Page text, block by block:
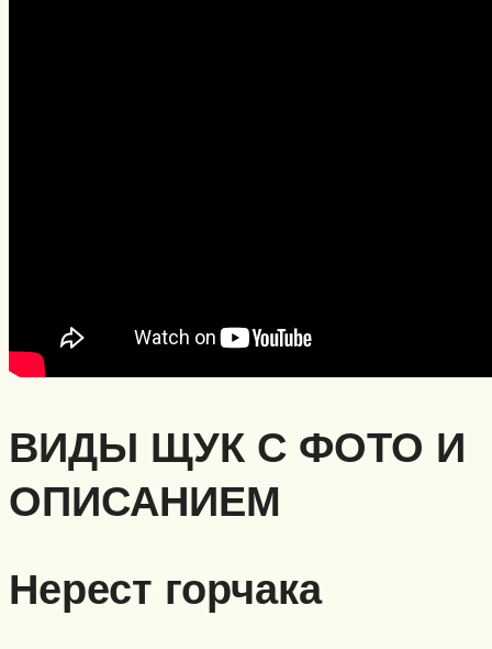
ВИДЫ ЩУК С ФОТО И
ОПИСАНИЕМ
Нерест горчака